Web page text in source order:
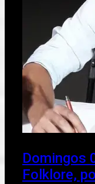
Domingos
Folklore,